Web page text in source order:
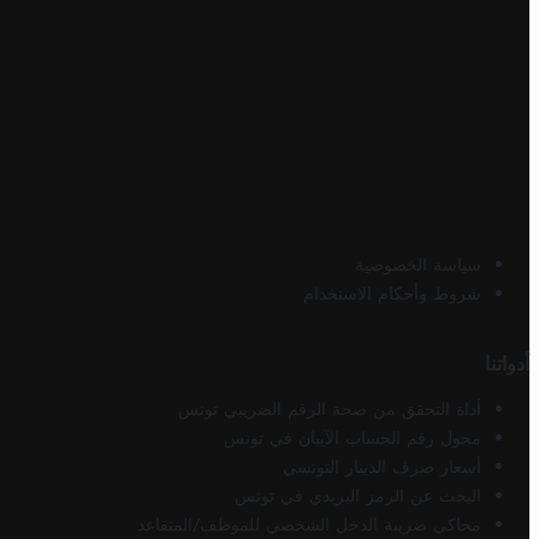
سياسة الخصوصية
شروط وأحكام الاستخدام
أدواتنا
أداة التحقق من صحة الرقم الضريبي تونس
محول رقم الحساب الآيبان في تونس
أسعار صرف الدينار التونسي
البحث عن الرمز البريدي في تونس
محاكي ضريبة الدخل الشخصي للموظف/المتقاعد